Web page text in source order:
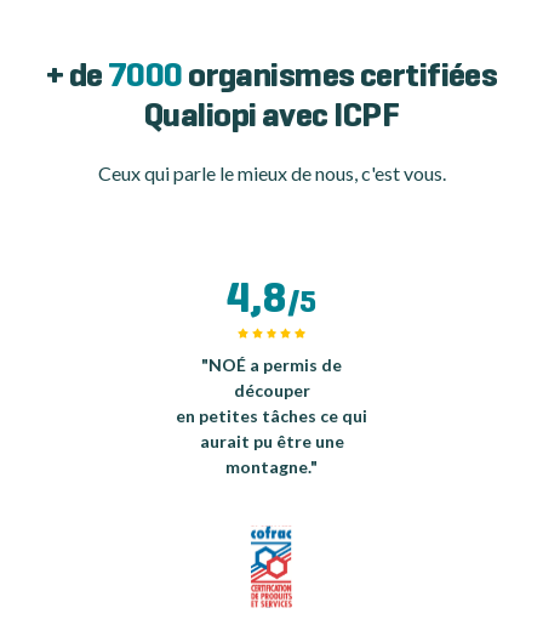
+ de 7000 organismes certifiées
Qualiopi avec ICPF
Ceux qui parle le mieux de nous, c'est vous.
4,8/5
"NOÉ a permis de
découper
en petites tâches ce qui
aurait pu être une
montagne."